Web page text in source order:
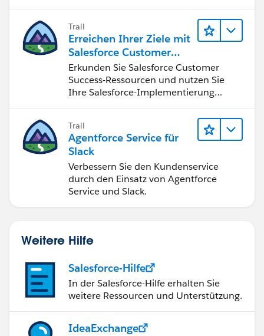
Trail
Erreichen Ihrer Ziele mit
Salesforce Customer
Success
Erkunden Sie Salesforce Customer
Success-Ressourcen und nutzen Sie
Ihre Salesforce-Implementierung
Trail
Agentforce Service für
Slack
Verbessern Sie den Kundenservice
durch den Einsatz von Agentforce
Service und Slack.
Weitere Hilfe
Salesforce-Hilfe
In der Salesforce-Hilfe erhalten Sie
weitere Ressourcen und Unterstützung.
IdeaExchange